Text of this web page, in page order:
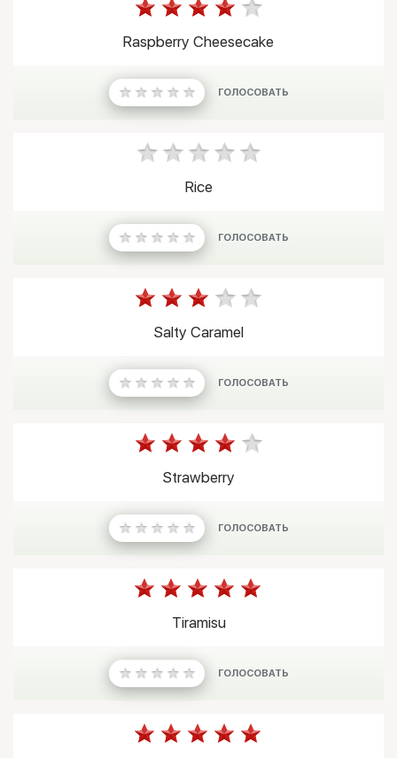
Raspberry Cheesecake
ГОЛОСОВАТЬ
Rice
ГОЛОСОВАТЬ
Salty Caramel
ГОЛОСОВАТЬ
Strawberry
ГОЛОСОВАТЬ
Tiramisu
ГОЛОСОВАТЬ